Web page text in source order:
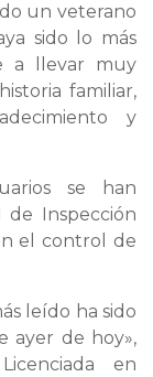
un veterano
sido lo más
a llevar muy
familiar,
y
se han
de Inspección
el control de
leído ha sido
ayer de hoy»,
en